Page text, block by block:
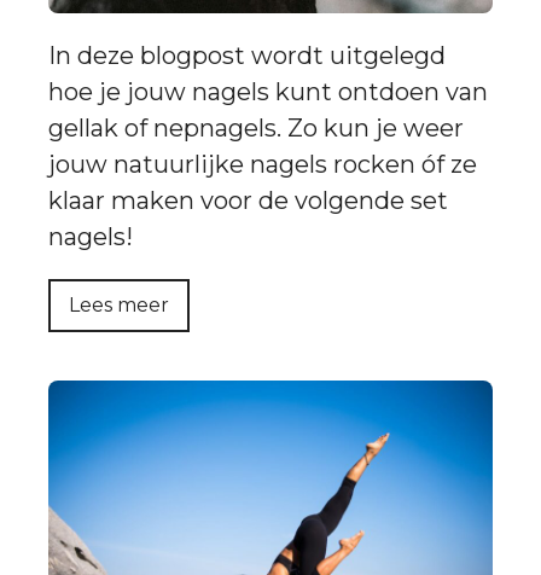
In deze blogpost wordt uitgelegd
hoe je jouw nagels kunt ontdoen van
gellak of nepnagels. Zo kun je weer
jouw natuurlijke nagels rocken óf ze
klaar maken voor de volgende set
nagels!
Lees meer